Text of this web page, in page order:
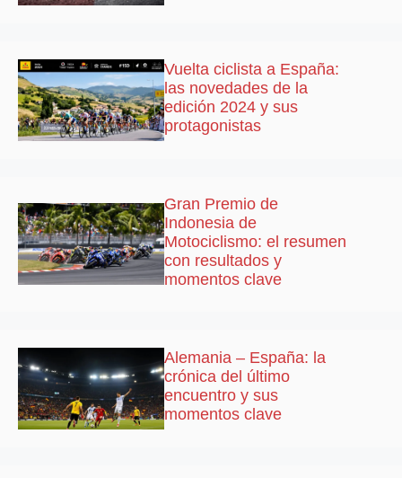
Vuelta ciclista a España:
las novedades de la
edición 2024 y sus
protagonistas
Gran Premio de
Indonesia de
Motociclismo: el resumen
con resultados y
momentos clave
Alemania – España: la
crónica del último
encuentro y sus
momentos clave